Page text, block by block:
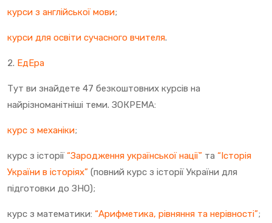
курси з англійської мови;
курси для освіти сучасного вчителя.
2. ЕдЕра
Тут ви знайдете 47 безкоштовних курсів на
найрізноманітніші теми. ЗОКРЕМА:
курс з механіки;
курс з історії “Зародження української нації” та “Історія
України в історіях” (повний курс з історії України для
підготовки до ЗНО);
курс з математики: “Арифметика, рівняння та нерівності”;